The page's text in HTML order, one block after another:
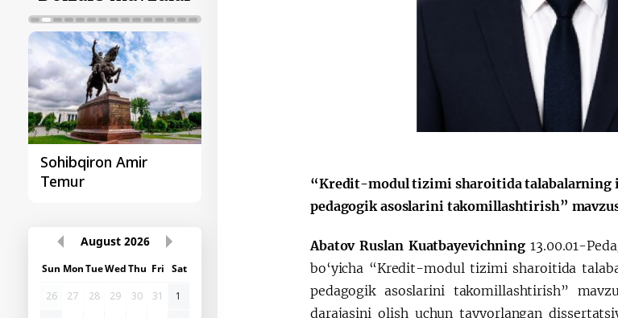
Sohibqiron Amir
Temur
Paragvay hamkorligi
August 2026
Sun MonTueWedThu Fri Sat
26
27 28 29 30 31
1
“Kredit-modul tizimi sharoitida
pedagogik asoslarini takomillashtirish”
Abatov Ruslan Kuatbayevichning13.00.01-
bo‘yicha “Kredit-modul tizimi sharoitida
pedagogik asoslarini takomillashtirish”
darajasini olish uchun tayyorlangan